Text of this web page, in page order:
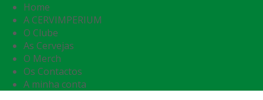
Home
A CERVIMPERIUM
O Clube
As Cervejas
O Merch
Os Contactos
A minha conta